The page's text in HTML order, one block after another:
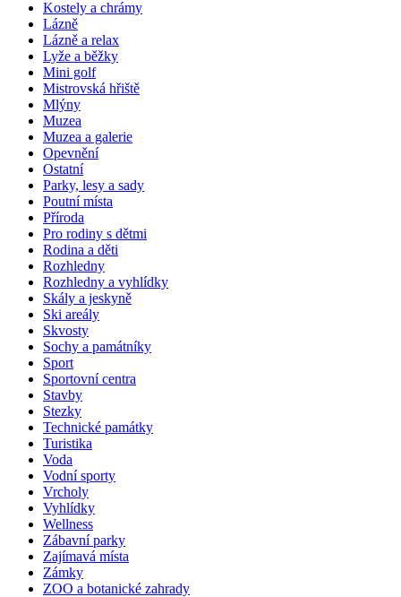
Kostely a chrámy
Lázně
Lázně a relax
Lyže a běžky
Mini golf
Mistrovská hřiště
Mlýny
Muzea
Muzea a galerie
Opevnění
Ostatní
Parky, lesy a sady
Poutní místa
Příroda
Pro rodiny s dětmi
Rodina a děti
Rozhledny
Rozhledny a vyhlídky
Skály a jeskyně
Ski areály
Skvosty
Sochy a památníky
Sport
Sportovní centra
Stavby
Stezky
Technické památky
Turistika
Voda
Vodní sporty
Vrcholy
Vyhlídky
Wellness
Zábavní parky
Zajímavá místa
Zámky
ZOO a botanické zahrady